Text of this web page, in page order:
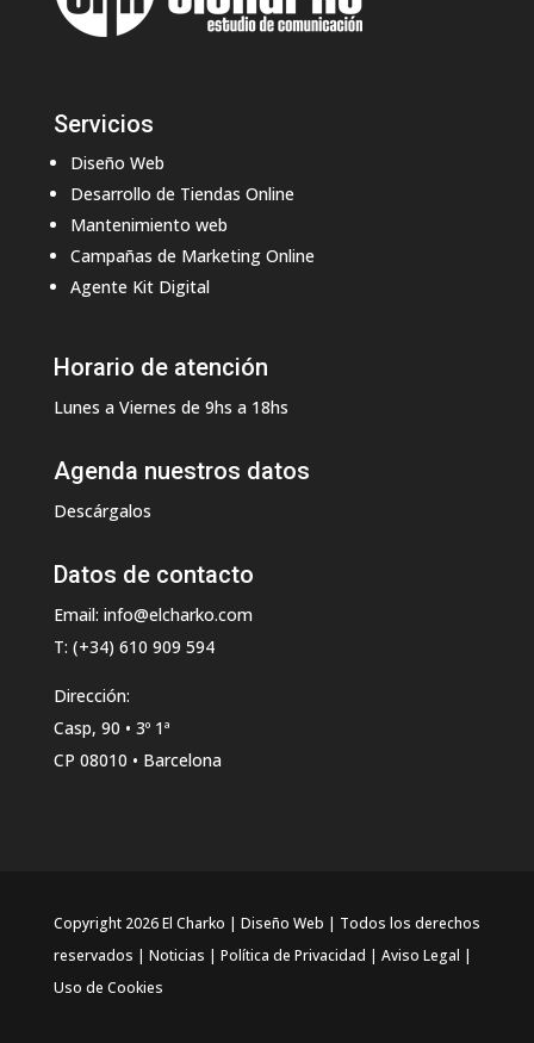
Servicios
Diseño Web
Desarrollo de Tiendas Online
Mantenimiento web
Campañas de Marketing Online
Agente Kit Digital
Horario de atención
Lunes a Viernes de 9hs a 18hs
Agenda nuestros datos
Descárgalos
Datos de contacto
Email: info@elcharko.com
T: (+34) 610 909 594
Dirección:
Casp, 90 • 3º 1ª
CP 08010 • Barcelona
Copyright 2026 El Charko | Diseño Web | Todos los derechos
reservados | Noticias | Política de Privacidad | Aviso Legal |
Uso de Cookies